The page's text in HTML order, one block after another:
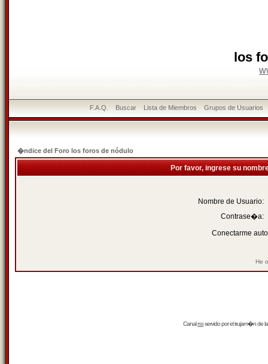
los
F.A.Q. Buscar Lista de Miembros Grupos de Usuarios
�ndice del Foro los foros de nódulo
Por favor, ingrese su
Nombre de Usuario:
Contrase�a:
Conectarme
He
Canalrssservido por eltrujam�nde